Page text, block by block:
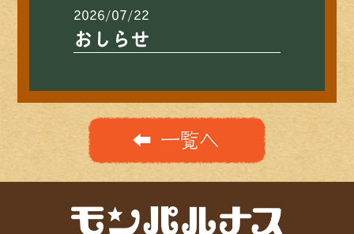
2026/07/22
おしらせ